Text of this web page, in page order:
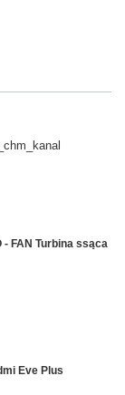
- FAN Turbina ssąca
Eve Plus